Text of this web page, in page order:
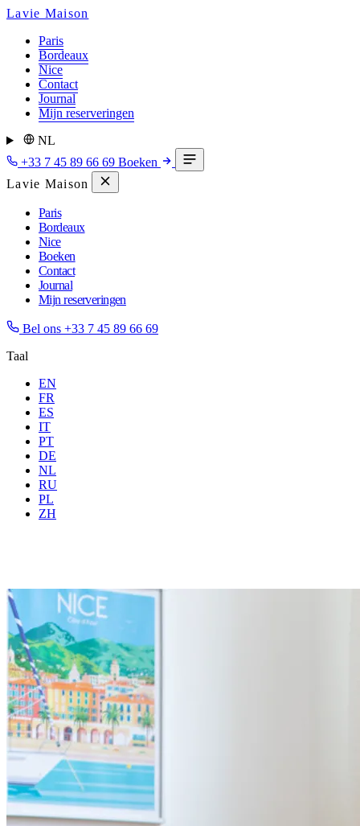
Lavie Maison
Paris
Bordeaux
Nice
Contact
Journal
Mijn reserveringen
NL
+33 7 45 89 66 69 Boeken
Lavie Maison
Paris
Bordeaux
Nice
Boeken
Contact
Journal
Mijn reserveringen
Bel ons +33 7 45 89 66 69
Taal
EN
FR
ES
IT
PT
DE
NL
RU
PL
ZH
Waar Alle
Gasten 2 gasten